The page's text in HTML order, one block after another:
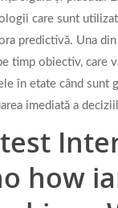
care sunt
predictivă.‍ Una
timp obiectiv, ​care
în etate când sunt
imediată a
how